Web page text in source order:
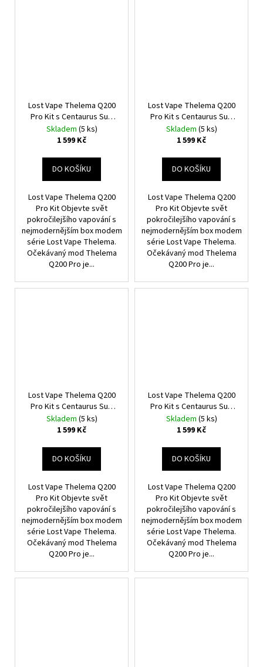
Lost Vape Thelema Q200
Pro Kit s Centaurus Sub
Ohm Tank V2 (Midnight
Warrior)
Skladem (5 ks)
1 599 Kč
DO KOŠÍKU
Lost Vape Thelema Q200
Pro Kit Objevte svět
pokročilejšího vapování s
nejmodernějším box modem
série Lost Vape Thelema.
Očekávaný mod Thelema
Q200 Pro je...
Lost Vape Thelema Q200
Pro Kit s Centaurus Sub
Ohm Tank V2 (Jungle
Nomad)
Skladem (5 ks)
1 599 Kč
DO KOŠÍKU
Lost Vape Thelema Q200
Pro Kit Objevte svět
pokročilejšího vapování s
nejmodernějším box modem
série Lost Vape Thelema.
Očekávaný mod Thelema
Q200 Pro je...
Lost Vape Thelema Q200
Pro Kit s Centaurus Sub
Ohm Tank V2 (Desert
Defender)
Skladem (5 ks)
1 599 Kč
DO KOŠÍKU
Lost Vape Thelema Q200
Pro Kit Objevte svět
pokročilejšího vapování s
nejmodernějším box modem
série Lost Vape Thelema.
Očekávaný mod Thelema
Q200 Pro je...
Lost Vape Thelema Q200
Pro Kit s Centaurus Sub
Ohm Tank V2 (Dark
Guardian)
Skladem (5 ks)
1 599 Kč
DO KOŠÍKU
Lost Vape Thelema Q200
Pro Kit Objevte svět
pokročilejšího vapování s
nejmodernějším box modem
série Lost Vape Thelema.
Očekávaný mod Thelema
Q200 Pro je...